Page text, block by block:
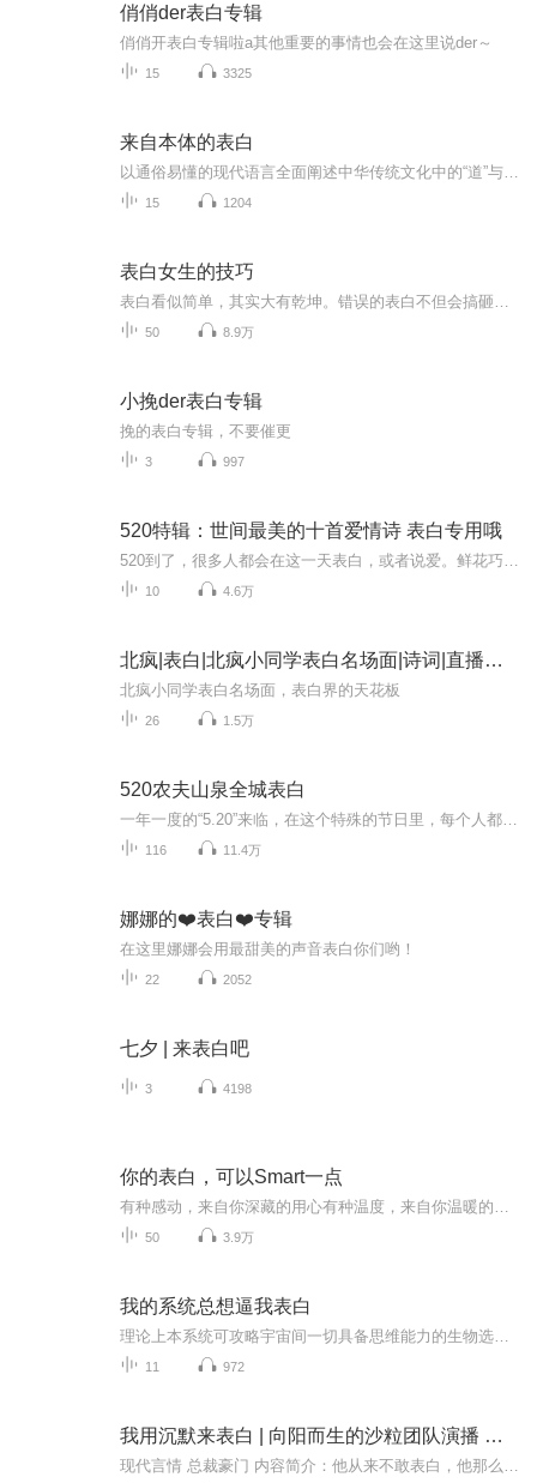
俏俏der表白专辑
俏俏开表白专辑啦a其他重要的事情也会在这里说der～
15 3325
来自本体的表白
15 1204
表白女生的技巧
50 8.9万
小挽der表白专辑
挽的表白专辑，不要催更
3 997
520特辑：世间最美的十首爱情诗 表白专用哦
10 4.6万
北疯|表白|北疯小同学表白名场面|诗词|直播连麦
北疯小同学表白名场面，表白界的天花板
26 1.5万
520农夫山泉全城表白
116 11.4万
娜娜的❤️表白❤️专辑
在这里娜娜会用最甜美的声音表白你们哟！
22 2052
七夕 | 来表白吧
3 4198
你的表白，可以Smart一点
50 3.9万
我的系统总想逼我表白
11 972
我用沉默来表白 | 向阳而生的沙粒团队演播 、【多播】爱情 | 一段爱情往事